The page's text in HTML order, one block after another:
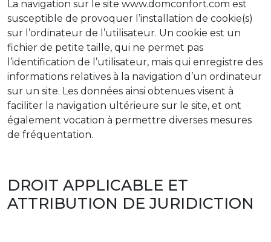
La navigation sur le site www.domconfort.com est
susceptible de provoquer l’installation de cookie(s)
sur l’ordinateur de l’utilisateur. Un cookie est un
fichier de petite taille, qui ne permet pas
l’identification de l’utilisateur, mais qui enregistre des
informations relatives à la navigation d’un ordinateur
sur un site. Les données ainsi obtenues visent à
faciliter la navigation ultérieure sur le site, et ont
également vocation à permettre diverses mesures
de fréquentation.
DROIT APPLICABLE ET
ATTRIBUTION DE JURIDICTION